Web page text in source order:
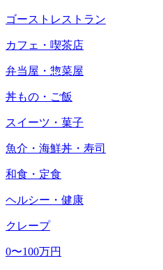
ゴーストレストラン
カフェ・喫茶店
弁当屋・惣菜屋
丼もの・ご飯
スイーツ・菓子
魚介・海鮮丼・寿司
和食・定食
ヘルシー・健康
クレープ
0〜100万円